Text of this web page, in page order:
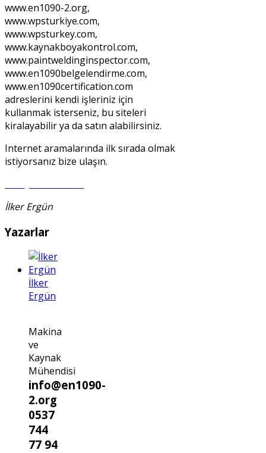
www.en1090-2.org,
www.wpsturkiye.com,
www.wpsturkey.com,
www.kaynakboyakontrol.com,
www.paintweldinginspector.com,
www.en1090belgelendirme.com,
www.en1090certification.com
adreslerini kendi işleriniz için
kullanmak isterseniz, bu siteleri
kiralayabilir ya da satın alabilirsiniz.
Internet aramalarında ilk sırada olmak
istiyorsanız bize ulaşın.
İlker Ergün
Yazarlar
İlker
Ergün
Makina
ve
Kaynak
Mühendisi
info@en1090-
2.org
0537
744
77 94